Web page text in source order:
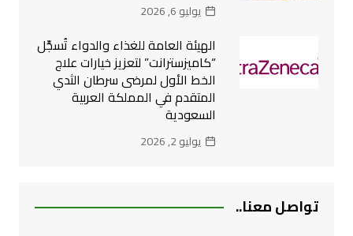
يوليو 6, 2026
الهيئة العامة للغذاء والدواء تُسجِّل
“كاميزسترانت” لتعزيز خيارات علاج
الخط الأول لمرضى سرطان الثدي
المتقدم في المملكة العربية
السعودية
يوليو 2, 2026
تواصل معنا..